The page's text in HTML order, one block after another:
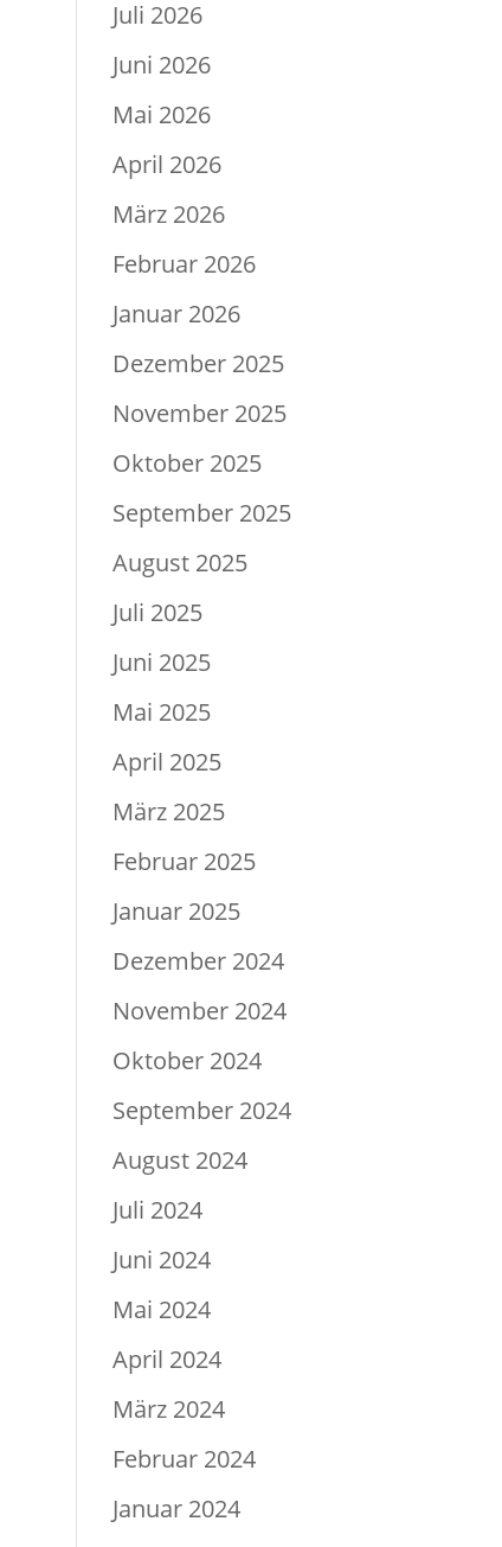
Juli 2026
Juni 2026
Mai 2026
April 2026
März 2026
Februar 2026
Januar 2026
Dezember 2025
November 2025
Oktober 2025
September 2025
August 2025
Juli 2025
Juni 2025
Mai 2025
April 2025
März 2025
Februar 2025
Januar 2025
Dezember 2024
November 2024
Oktober 2024
September 2024
August 2024
Juli 2024
Juni 2024
Mai 2024
April 2024
März 2024
Februar 2024
Januar 2024